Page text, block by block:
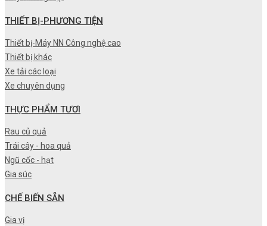
THIẾT BỊ-PHƯƠNG TIỆN
Thiết bị-Máy NN Công nghệ cao
Thiết bị khác
Xe tải các loại
Xe chuyên dụng
THỰC PHẨM TƯƠI
Rau củ quả
Trái cây - hoa quả
Ngũ cốc - hạt
Gia súc
CHẾ BIẾN SẴN
Gia vị